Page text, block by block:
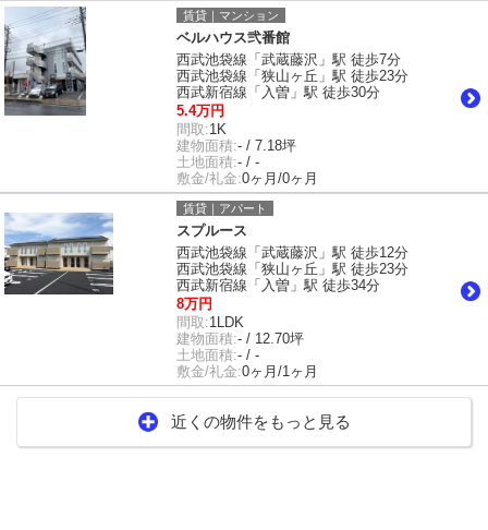
賃貸｜マンション
ベルハウス弐番館
西武池袋線「武蔵藤沢」駅 徒歩7分
西武池袋線「狭山ヶ丘」駅 徒歩23分
西武新宿線「入曽」駅 徒歩30分
5.4万円
間取:1K
建物面積:- / 7.18坪
土地面積:- / -
敷金/礼金:0ヶ月/0ヶ月
賃貸｜アパート
スプルース
西武池袋線「武蔵藤沢」駅 徒歩12分
西武池袋線「狭山ヶ丘」駅 徒歩23分
西武新宿線「入曽」駅 徒歩34分
8万円
間取:1LDK
建物面積:- / 12.70坪
土地面積:- / -
敷金/礼金:0ヶ月/1ヶ月
近くの物件をもっと見る